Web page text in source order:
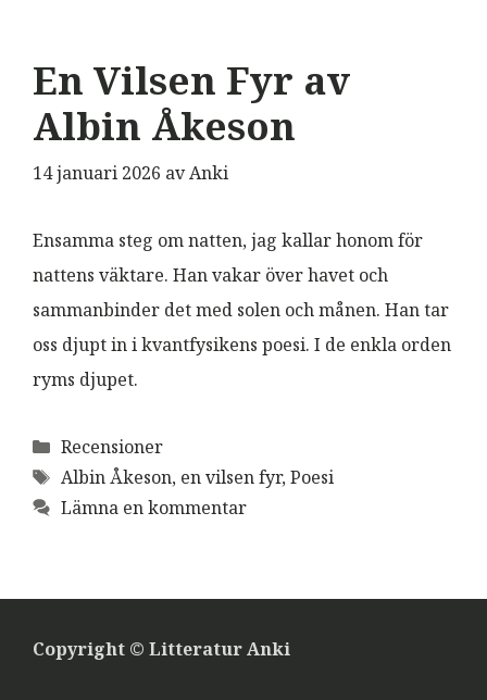
En Vilsen Fyr av
Albin Åkeson
14 januari 2026 avAnki
Ensamma steg om natten, jag kallar honom för
nattens väktare. Han vakar över havet och
sammanbinder det med solen och månen. Han tar
oss djupt in i kvantfysikens poesi. I de enkla orden
ryms djupet.
Kategorier
Recensioner
Etiketter
Albin Åkeson, en vilsen fyr,Poesi
Lämna en kommentar
Copyright © Litteratur Anki